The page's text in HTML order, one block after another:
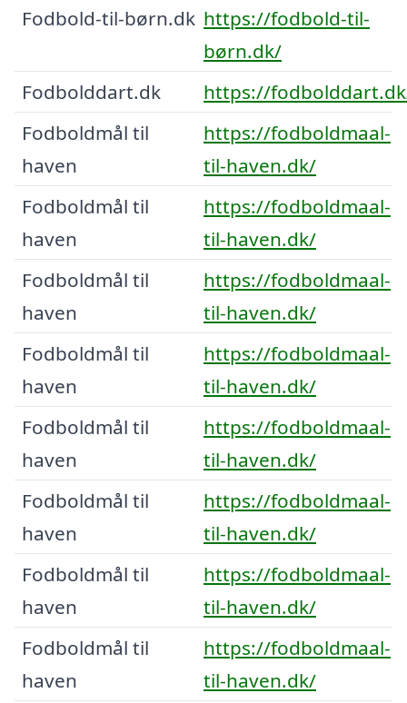
Fodbold-til-børn.dk https://fodbold-til-
børn.dk/
Fodbolddart.dk
https://
Fodboldmål til
haven
https://fodboldmaal-
til-haven.dk/
Fodboldmål til
haven
https://fodboldmaal-
til-haven.dk/
Fodboldmål til
haven
https://fodboldmaal-
til-haven.dk/
Fodboldmål til
haven
https://fodboldmaal-
til-haven.dk/
Fodboldmål til
haven
https://fodboldmaal-
til-haven.dk/
Fodboldmål til
haven
https://fodboldmaal-
til-haven.dk/
Fodboldmål til
haven
https://fodboldmaal-
til-haven.dk/
Fodboldmål til
haven
https://fodboldmaal-
til-haven.dk/